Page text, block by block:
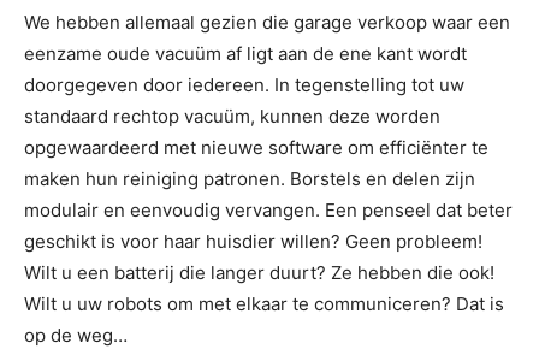
We hebben allemaal gezien die garage verkoop waar een
eenzame oude vacuüm af ligt aan de ene kant wordt
doorgegeven door iedereen. In tegenstelling tot uw
standaard rechtop vacuüm, kunnen deze worden
opgewaardeerd met nieuwe software om efficiënter te
maken hun reiniging patronen. Borstels en delen zijn
modulair en eenvoudig vervangen. Een penseel dat beter
geschikt is voor haar huisdier willen? Geen probleem!
Wilt u een batterij die langer duurt? Ze hebben die ook!
Wilt u uw robots om met elkaar te communiceren? Dat is
op de weg…